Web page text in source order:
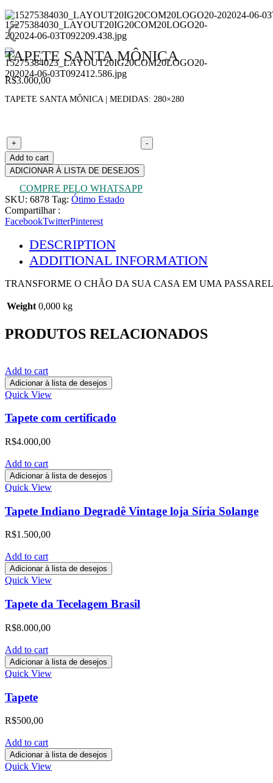
TAPETE SANTA MÔNICA
R$3.000,00
TAPETE SANTA MÔNICA | MEDIDAS: 280×280
+
-
Add to cart
ADICIONAR À LISTA DE DESEJOS
COMPRE PELO WHATSAPP
SKU: 6878 Tag: Ótimo Estado
Compartilhar :
FacebookTwitterPinterest
DESCRIPTION
ADDITIONAL INFORMATION
TRANSFORME O CHÃO DA SUA CASA EM UMA
Weight 0,000 kg
PRODUTOS RELACIONADOS
Add to cart
Adicionar à lista de desejos
Quick View
Tapete com certificado
R$4.000,00
Add to cart
Adicionar à lista de desejos
Quick View
Tapete Indiano Degradê Vintage loja Síria Solange
R$1.500,00
Add to cart
Adicionar à lista de desejos
Quick View
Tapete da Tecelagem Brasil
R$8.000,00
Add to cart
Adicionar à lista de desejos
Quick View
Tapete
R$500,00
Add to cart
Adicionar à lista de desejos
Quick View